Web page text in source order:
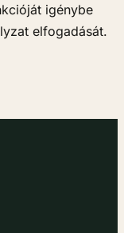
igénybe
elfogadását.